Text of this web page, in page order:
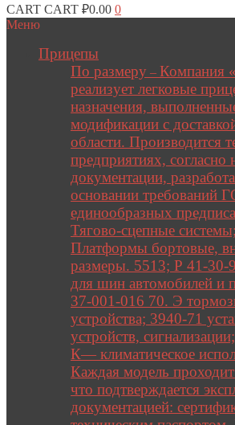
CART CART ₽0.00 0
Меню
Прицепы
По размеру – Компания
реализует легковые
назначения,
модификации с
области. Производится
предприятиях, согласно
документации,
основании требований
единообразных
Тягово-сцепные
Платформы бортовые,
размеры. 5513; Р 41-30-
для шин автомобилей и
37-001-016 70. Э
устройства; 3940-71
устройств,
К— климатическое
Каждая модель проходит
что подтверждается
документацией: